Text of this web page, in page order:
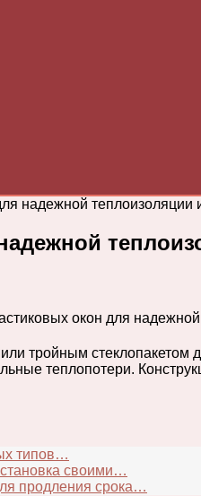
надежной
тройным стеклопакетом
теплопотери.
типов…
своими…
продления срока…